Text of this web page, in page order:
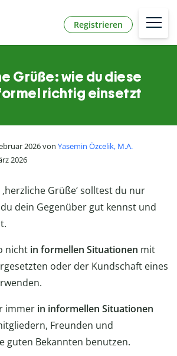
Registrieren
Grüße: wie du diese
richtig einsetzt
2026 von Yasemin Özcelik, M.A.
2026
Grüße‘ solltest du nur
dein Gegenüber gut kennst und
nicht in formellen Situationen mit
oder der Kundschaft eines
immer in informellen Situationen
Freunden und
guten Bekannten benutzen.